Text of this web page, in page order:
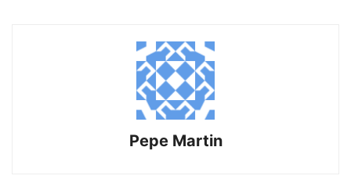
Pepe Martin